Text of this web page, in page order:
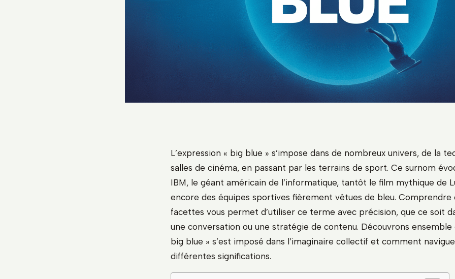
L’expression « big blue » s’impose dans de nombreux univers, de la
salles de cinéma, en passant par les terrains de sport. Ce surnom
IBM, le géant américain de l’informatique, tantôt le film mythique de
encore des équipes sportives fièrement vêtues de bleu. Comprendre
facettes vous permet d’utiliser ce terme avec précision, que ce soit
une conversation ou une stratégie de contenu. Découvrons
big blue » s’est imposé dans l’imaginaire collectif et comment
différentes significations.